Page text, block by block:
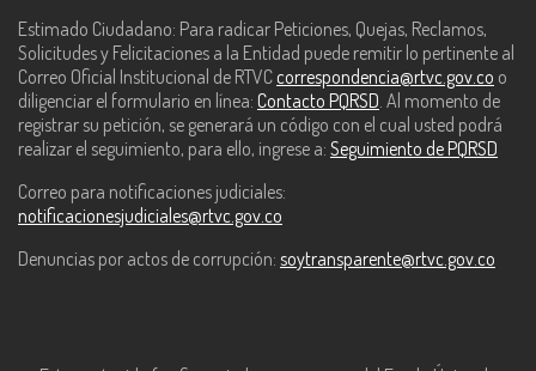
Estimado Ciudadano: Para radicar Peticiones, Quejas, Reclamos,
Solicitudes y Felicitaciones a la Entidad puede remitir lo pertinente al
Correo Oficial Institucional de RTVC correspondencia@rtvc.gov.co o
diligenciar el formulario en línea: Contacto PQRSD. Al momento de
registrar su petición, se generará un código con el cual usted podrá
realizar el seguimiento, para ello, ingrese a: Seguimiento de PQRSD
Correo para notificaciones judiciales:
notificacionesjudiciales@rtvc.gov.co
Denuncias por actos de corrupción: soytransparente@rtvc.gov.co